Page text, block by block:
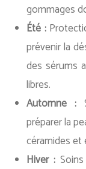
gommages
Été :
prévenir la
des sérums
libres.
Automne :
préparer la
céramides et
Hiver :